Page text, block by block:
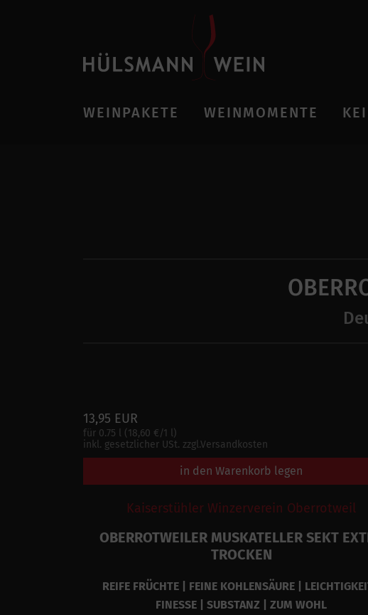
WEINPAKETE WEINMOMENTE
13,95 EUR
für 0.75 l (18,60 €/1 l)
inkl. gesetzlicher USt. zzgl.Versandkosten
in den Warenkorb legen
Kaiserstühler Winzerverein Oberrotweil
OBERROTWEILER MUSKATELLER SEKT
TROCKEN
REIFE FRÜCHTE | FEINE KOHLENSÄURE |
FINESSE | SUBSTANZ | ZUM WOHL